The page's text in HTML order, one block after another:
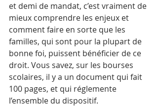
et demi de mandat, c’est vraiment de
mieux comprendre les enjeux et
comment faire en sorte que les
familles, qui sont pour la plupart de
bonne foi, puissent bénéficier de ce
droit. Vous savez, sur les bourses
scolaires, il y a un document qui fait
100 pages, et qui réglemente
l’ensemble du dispositif.